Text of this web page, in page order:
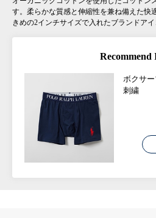
す。柔らかな質感と伸縮性を兼ね備えた快
きめの2インチサイズで入れたブランドア
Recommend
ボクサ
刺繍